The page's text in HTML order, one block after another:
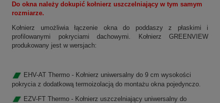
Do okna należy dokupić kołnierz uszczelniający w tym samym
rozmiarze.
Kołnierz umożliwia łączenie okna do poddaszy z płaskimi i
profilowanymi pokryciami dachowymi. Kołnierz GREENVIEW
produkowany jest w wersjach:
EHV-AT Thermo - Kołnierz uniwersalny do 9 cm wysokości
pokrycia z dodatkową termoizolacją do montażu okna pojedynczo.
EZV-FT Thermo - Kołnierz uszczelniający uniwersalny do